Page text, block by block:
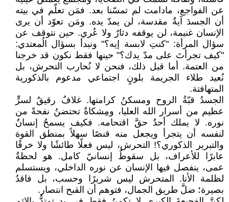
عن الفواجع، مادامت لم تمسّنا بعد. فمَن تعلّم في بيته
أن الجسدَ آيةٌ مقدسة، لن يمدّ يده. ومَن تعوّد أن يرى
الإنسان غنيمة، لن يوقفه دثارٌ ولا عُري. حين نتوقف عن
سؤال المرأة: "كنتِ لابسة إيه؟" ونبدأ بسؤال الُمعتدي:
"كيف تجرأتَ على مدّ يدك؟" حينها فقط نكون قد خرجنا
من العتمة. أما قبل ذلك، فنحن لا نُحارب التحرش، بل
نُعيد طلاء الجريمة بلونٍ اجتماعي مدعوم بالذكورية
المتهافتة.
الجسدُ قبّةُ الروح ومسكنُ كرامتها. غلافٌ رقيقٌ لسرٍّ
عظيم من أسرار الله العليا، ومِشكاةٌ تحتضنُ نفحةً من
نوره. لا يملك أحدٌ حقَّ اقتحامه. فكيف يسمحُ إنسانٌ
لنفسه أن يتجرأ ويجعل منه قنصًا سهلاً بمنطق القوة
والتبرير الذكوري؟! التحرش، ليس فعلًا طائشًا ولا خرقًا
عابرًا للأعراف، بل سقوطٌ إنسانيّ كامل. هو لحظةُ
عمى، ينفصل فيها الإنسان عن نوره الداخلي، ويستسلم
لظلمة الأنا. المتحرش ليس شريرًا وحسب، بل فاقدُ
بصيرة؛ ضلَّ طريق الجمال، فتوهم أن القبح انتصار.